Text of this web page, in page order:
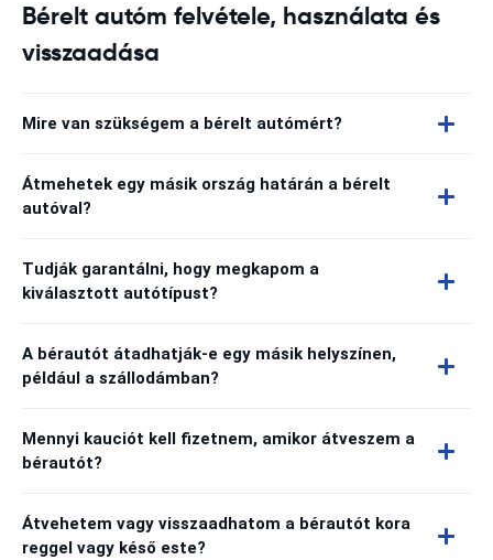
Bérelt autóm felvétele, használata és
visszaadása
Mire van szükségem a bérelt autómért?
Átmehetek egy másik ország határán a bérelt
autóval?
Tudják garantálni, hogy megkapom a
kiválasztott autótípust?
A bérautót átadhatják-e egy másik helyszínen,
például a szállodámban?
Mennyi kauciót kell fizetnem, amikor átveszem a
bérautót?
Átvehetem vagy visszaadhatom a bérautót kora
reggel vagy késő este?